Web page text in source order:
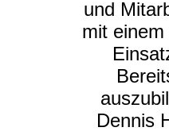
und
mit
Dennis